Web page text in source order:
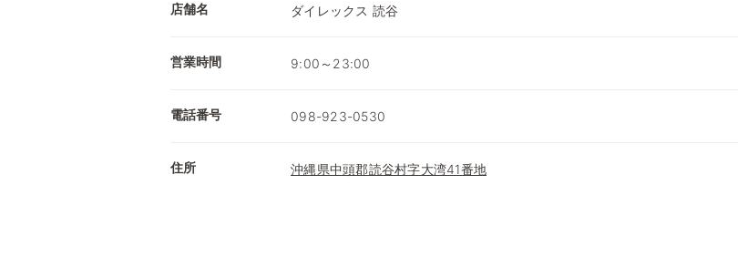
店舗名 ダイレックス 読谷
営業時間 9:00～23:00
電話番号 098-923-0530
住所 沖縄県中頭郡読谷村字大湾41番地